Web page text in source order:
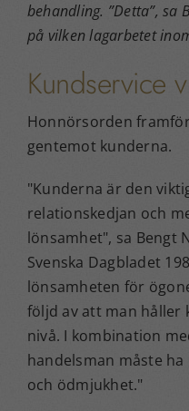
behandling. ”Detta”, sa
på vilken lagarbetet
Kundservice
Honnörsorden
gentemot kunderna.
Kunderna är den
relationskedjan och
lönsamhet , sa Bengt
Svenska Dagbladet
lönsamheten för
följd av att man håller
nivå. I kombination
handelsman måste
och ödmjukhet.